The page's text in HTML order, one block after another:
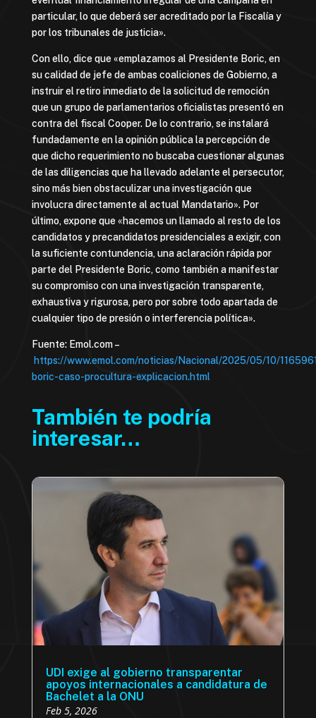
particular, lo que deberá ser acreditado por la Fiscalía y
por los tribunales de justicia».
Con ello, dice que «emplazamos al Presidente Boric, en
su calidad de jefe de ambas coaliciones de Gobierno, a
instruir el retiro inmediato de la solicitud de remoción
que un grupo de parlamentarios oficialistas presentó en
contra del fiscal Cooper. De lo contrario, se instalará
fundadamente en la opinión pública la percepción de
que dicho requerimiento no buscaba cuestionar algunas
de las diligencias que ha llevado adelante el persecutor,
sino más bien obstaculizar una investigación que
involucra directamente al actual Mandatario». Por
último, expone que «hacemos un llamado al resto de los
candidatos y precandidatos presidenciales a exigir, con
la suficiente contundencia, una aclaración rápida por
parte del Presidente Boric, como también a manifestar
su compromiso con una investigación transparente,
exhaustiva y rigurosa, pero por sobre todo apartada de
cualquier tipo de presión o interferencia política».
Fuente: Emol.com –
https://www.emol.com/noticias/Nacional/2025/05/10/
boric-caso-procultura-explicacion.html
También te podría
interesar…
UDI exige al gobierno transparentar
apoyos internacionales a candidatura de
Bachelet a la ONU
Feb 5, 2026